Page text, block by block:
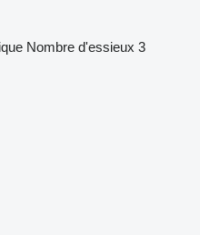
Nombre d'essieux 3